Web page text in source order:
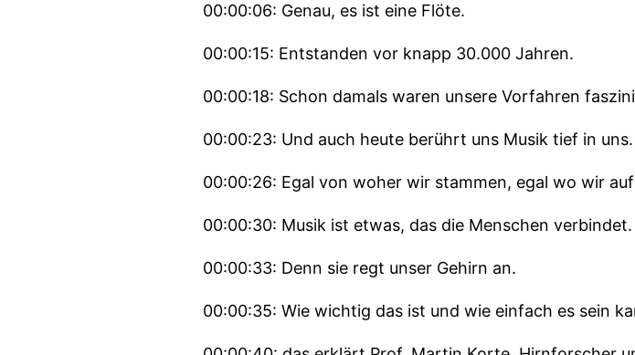
00:00:06: Genau, es ist eine Flöte.
00:00:15: Entstanden vor knapp 30.000 Jahren.
00:00:18: Schon damals waren unsere Vorfahren
00:00:23: Und auch heute berührt uns Musik tief in uns.
00:00:26: Egal von woher wir stammen, egal wo wir
00:00:30: Musik ist etwas, das die Menschen verbindet.
00:00:33: Denn sie regt unser Gehirn an.
00:00:35: Wie wichtig das ist und wie einfach es sein